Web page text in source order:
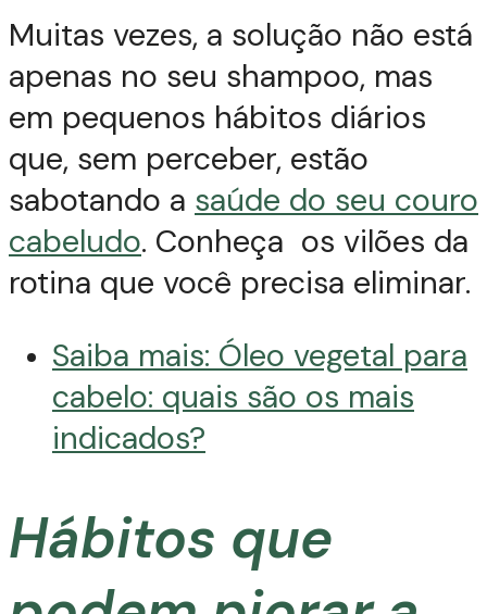
Muitas vezes, a solução não está
apenas no seu shampoo, mas
em pequenos hábitos diários
que, sem perceber, estão
sabotando a saúde do seu couro
cabeludo. Conheça os vilões da
rotina que você precisa eliminar.
Saiba mais: Óleo vegetal para
cabelo: quais são os mais
indicados?
Hábitos que